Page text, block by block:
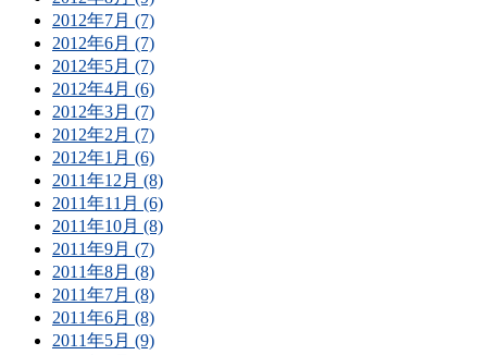
2012年7月 (7)
2012年6月 (7)
2012年5月 (7)
2012年4月 (6)
2012年3月 (7)
2012年2月 (7)
2012年1月 (6)
2011年12月 (8)
2011年11月 (6)
2011年10月 (8)
2011年9月 (7)
2011年8月 (8)
2011年7月 (8)
2011年6月 (8)
2011年5月 (9)